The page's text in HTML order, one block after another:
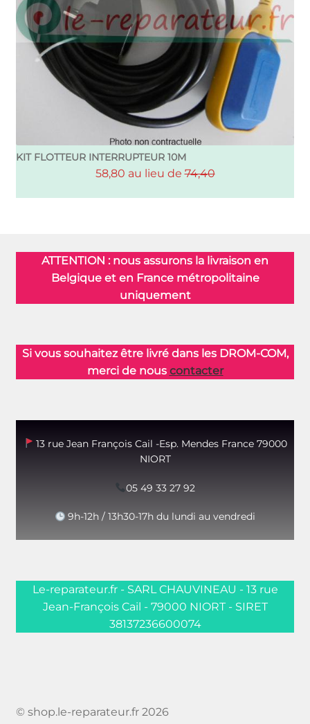
KIT FLOTTEUR INTERRUPTEUR 10M
58,80 au lieu de74,40
ATTENTION : nous assurons la livraison en
Belgique et en France métropolitaine
uniquement
Si vous souhaitez être livré dans les DROM-COM,
merci de nous contacter
13 rue Jean François Cail -Esp. Mendes France 79000
NIORT
05 49 33 27 92
9h-12h / 13h30-17h du lundi au vendredi
Le-reparateur.fr - SARL CHAUVINEAU - 13 rue
Jean-François Cail - 79000 NIORT - SIRET
38137236600074
© shop.le-reparateur.fr 2026